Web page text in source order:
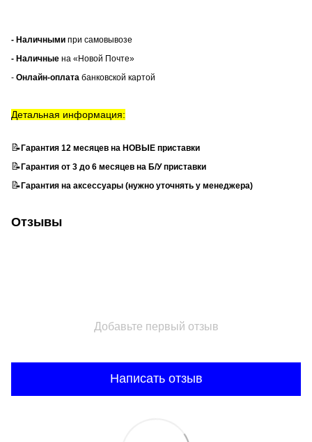
- Наличными при самовывозе
- Наличные на «Новой Почте»
- Онлайн-оплата банковской картой
Детальная информация:
📝Гарантия 12 месяцев на НОВЫЕ приставки
📝Гарантия от 3 до 6 месяцев на Б/У приставки
📝Гарантия на аксессуары (нужно уточнять у менеджера)
Отзывы
Добавьте первый отзыв
Написать отзыв